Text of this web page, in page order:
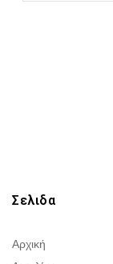
Σελιδα
Αρχική